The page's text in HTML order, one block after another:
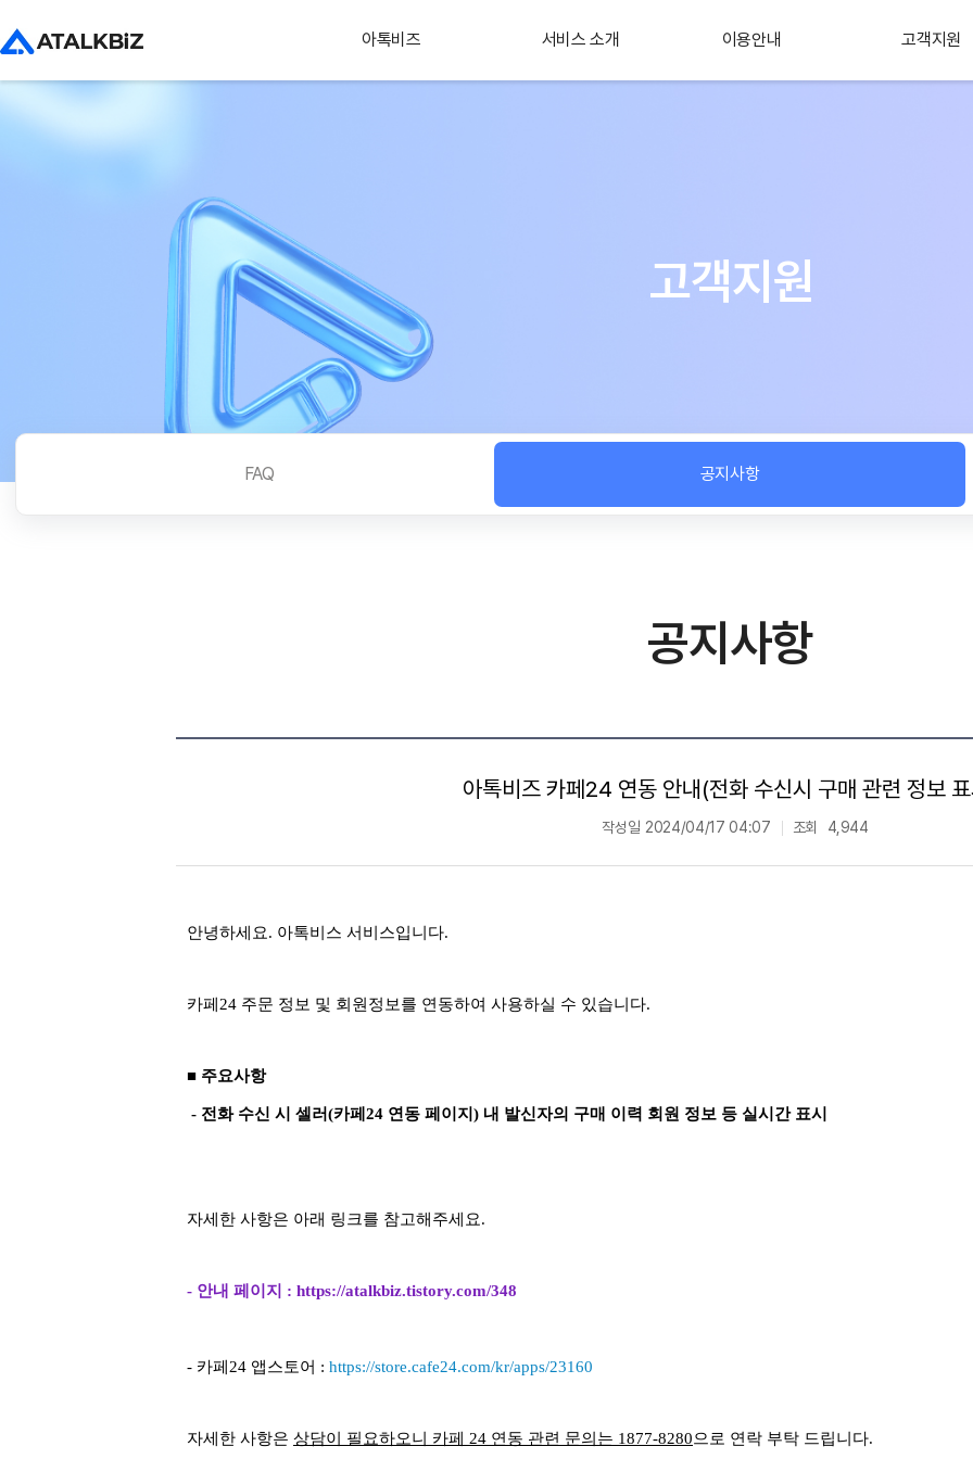
아톡비즈 서비스 소개 이용안내 고객지원
고객지원
FAQ 공지사항
공지사항
아톡비즈 카페24 연동 안내(전화 수신시 구매 관련 정보
작성일 2024/04/17 04:07 조회 4,944
안녕하세요. 아톡비스 서비스입니다.
카페24 주문 정보 및 회원정보를 연동하여 사용하실 수 있습니다.
■ 주요사항
- 전화 수신 시 셀러(카페24 연동 페이지) 내 발신자의 구매 이력 회원 정보 등 실시간 표시
자세한 사항은 아래 링크를 참고해주세요.
- 안내 페이지 : https://atalkbiz.tistory.com/348
- 카페24 앱스토어 : https://store.cafe24.com/kr/apps/23160
자세한 사항은 상담이 필요하오니 카페 24 연동 관련 문의는 1877-8280으로 연락 부탁 드립니다.